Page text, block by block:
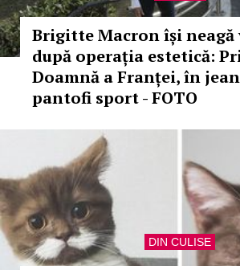
Brigitte Macron își neagă
după operația estetică:
Doamnă a Franței, în
pantofi sport - FOTO
DIN CULISE